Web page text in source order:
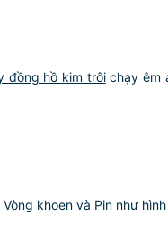
đồng hồ kim trôichạy êm
khoen và Pin như